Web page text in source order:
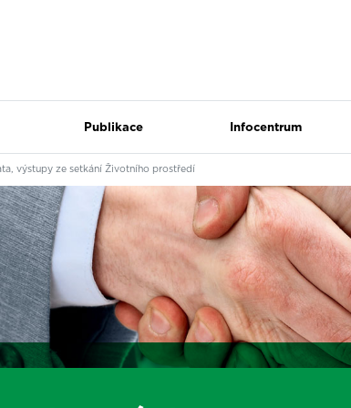
Publikace Infocentrum
výstupy ze setkání Životního prostředí